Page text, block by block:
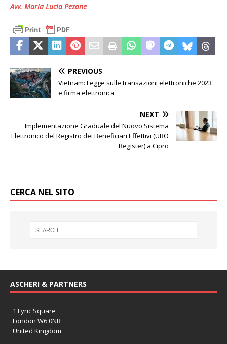
Avv. Maria Lucia Pezone
PREVIOUS
Vietnam: Legge sulle transazioni elettroniche 2023
e firma elettronica
NEXT
Implementazione Graduale del Nuovo Sistema
Elettronico del Registro dei Beneficiari Effettivi (UBO
Register) a Cipro
CERCA NEL SITO
ASCHERI & PARTNERS
1 Lyric Square
London W6 0NB
United Kingdom